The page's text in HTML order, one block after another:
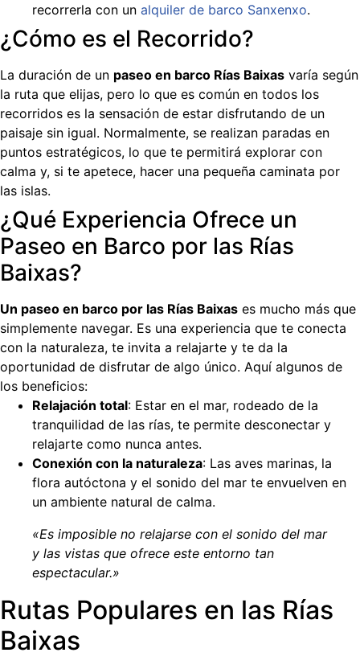
recorrerla con un alquiler de barco Sanxenxo.
¿Cómo es el Recorrido?
La duración de un paseo en barco Rías Baixas varía según
la ruta que elijas, pero lo que es común en todos los
recorridos es la sensación de estar disfrutando de un
paisaje sin igual. Normalmente, se realizan paradas en
puntos estratégicos, lo que te permitirá explorar con
calma y, si te apetece, hacer una pequeña caminata por
las islas.
¿Qué Experiencia Ofrece un
Paseo en Barco por las Rías
Baixas?
Un paseo en barco por las Rías Baixas es mucho más que
simplemente navegar. Es una experiencia que te conecta
con la naturaleza, te invita a relajarte y te da la
oportunidad de disfrutar de algo único. Aquí algunos de
los beneficios:
Relajación total: Estar en el mar, rodeado de la
tranquilidad de las rías, te permite desconectar y
relajarte como nunca antes.
Conexión con la naturaleza: Las aves marinas, la
flora autóctona y el sonido del mar te envuelven en
un ambiente natural de calma.
«Es imposible no relajarse con el sonido del mar
y las vistas que ofrece este entorno tan
espectacular.»
Rutas Populares en las Rías
Baixas